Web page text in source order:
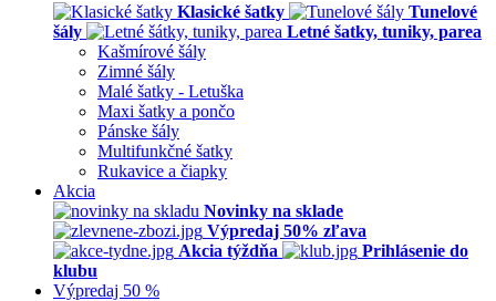
Klasické šatky
Tunelové
šály
Letné šatky, tuniky, parea
Kašmírové šály
Zimné šály
Malé šatky - Letuška
Maxi šatky a pončo
Pánske šály
Multifunkčné šatky
Rukavice a čiapky
Akcia
Novinky na sklade
Výpredaj 50% zľava
Akcia týždňa
Prihlásenie do
klubu
Výpredaj 50 %